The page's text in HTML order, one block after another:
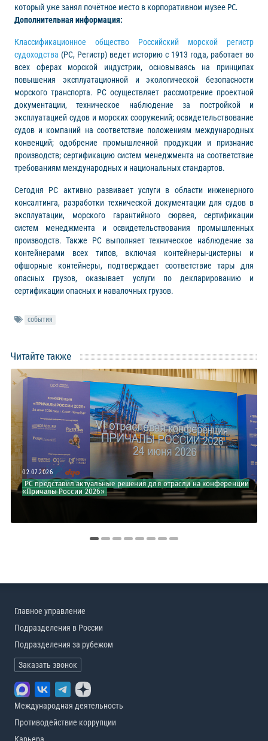
который уже занял почётное место в корпоративном музее РС.
Дополнительная информация:
Классификационное общество Российский морской регистр
судоходства (РС, Регистр) ведет историю с 1913 года, работает во
всех сферах морской индустрии, основываясь на принципах
повышения эксплуатационной и экологической безопасности
морского транспорта. РС осуществляет рассмотрение проектной
документации, техническое наблюдение за постройкой и
эксплуатацией судов и морских сооружений; освидетельствование
судов и компаний на соответствие положениям международных
конвенций; одобрение промышленной продукции и признание
производств; сертификацию систем менеджмента на соответствие
требованиям международных и национальных стандартов.
Сегодня РС активно развивает услуги в области инженерного
консалтинга, разработки технической документации для судов в
эксплуатации, морского гарантийного сюрвея, сертификации
систем менеджмента и освидетельствования промышленных
производств. Также РС выполняет техническое наблюдение за
контейнерами всех типов, включая контейнеры-цистерны и
офшорные контейнеры, подтверждает соответствие тары для
опасных грузов, оказывает услуги по декларированию и
сертификации опасных и навалочных грузов.
события
Читайте также
02.07.2026
РС представил актуальные решения для отрасли на конференции
«Причалы России 2026»
Главное управление
Подразделения в России
Подразделения за рубежом
Заказать звонок
Международная деятельность
Противодействие коррупции